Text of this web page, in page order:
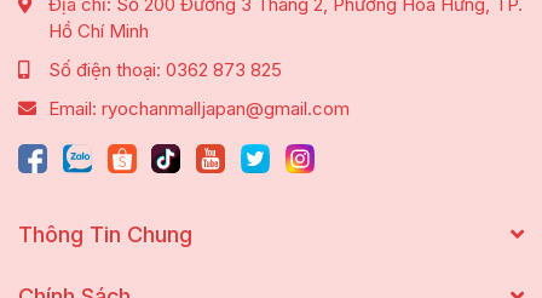
Hồ Chí Minh
Số điện thoại: 0362 873 825
Email: ryochanmalljapan@gmail.com
Thông Tin Chung